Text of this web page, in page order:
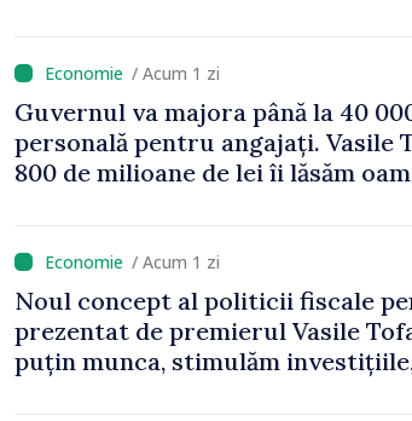
/ Acum 1 zi
Guvernul va majora până la 40
personală pentru angajați. Vasile
800 de milioane de lei îi lăsăm
/ Acum 1 zi
Noul concept al politicii fiscale
prezentat de premierul Vasile
puțin munca, stimulăm